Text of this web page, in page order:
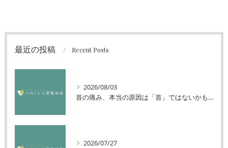
最近の投稿 Recent Posts
2026/08/03
首の痛み、本当の原因は「首」ではないかもしれません
2026/07/27